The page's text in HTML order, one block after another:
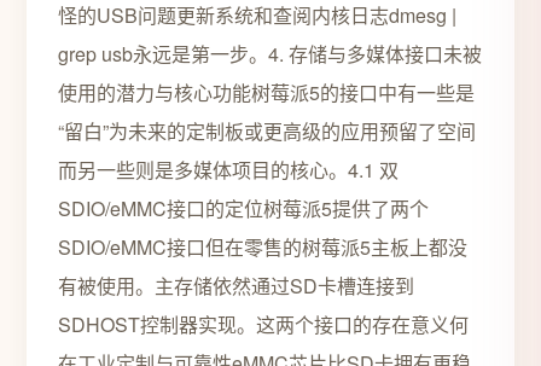
怪的USB问题更新系统和查阅内核日志dmesg |
grep usb永远是第一步。4. 存储与多媒体接口未被
使用的潜力与核心功能树莓派5的接口中有一些是
“留白”为未来的定制板或更高级的应用预留了空间
而另一些则是多媒体项目的核心。4.1 双
SDIO/eMMC接口的定位树莓派5提供了两个
SDIO/eMMC接口但在零售的树莓派5主板上都没
有被使用。主存储依然通过SD卡槽连接到
SDHOST控制器实现。这两个接口的存在意义何